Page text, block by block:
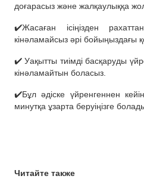
доғарасыз және жалқаулыққа
✔️Жасаған ісіңізден
кінәламайсыз әрі бойыңыздағы
✔️ Уақытты тиімді басқаруды
кінәламайтын боласыз.
✔️Бұл әдіске үйренгеннен
минутқа ұзарта беруіңізге
Читайте также